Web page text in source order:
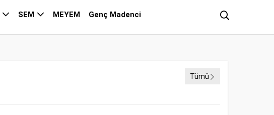
SEM MEYEM Genç Madenci
Tümü